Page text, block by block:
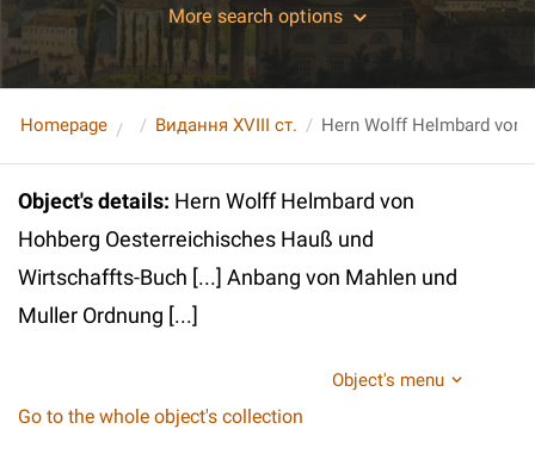
More search options
Homepage Видання XVIII ст.
Object's details: Hern Wolff Helmbard von
Hohberg Oesterreichisches Hauß und
Wirtschaffts-Buch [...] Anbang von Mahlen und
Muller Ordnung [...]
Object's menu
Go to the whole object's collection